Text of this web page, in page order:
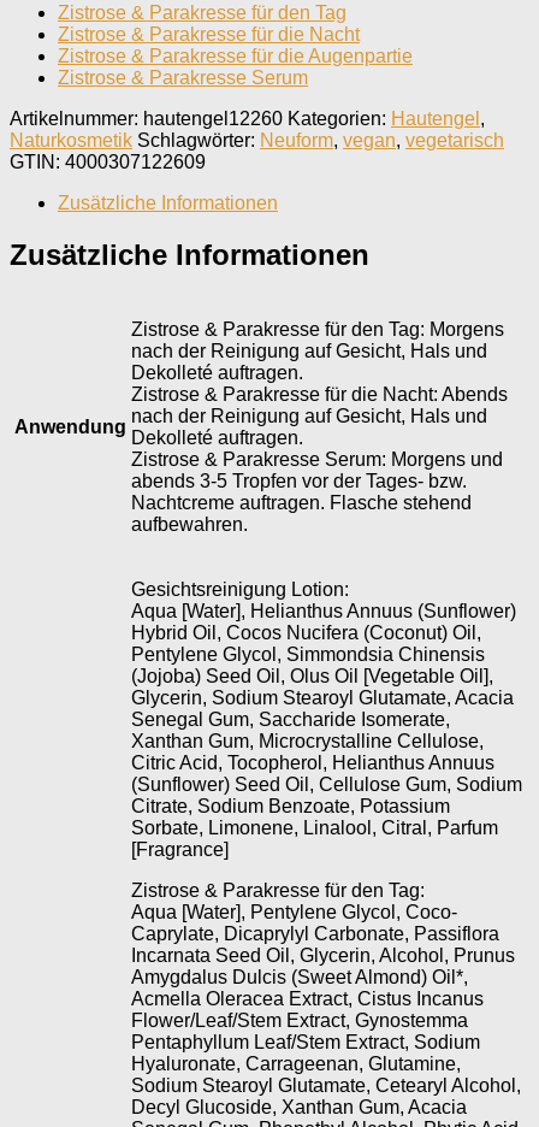
Zistrose & Parakresse für den Tag
Zistrose & Parakresse für die Nacht
Zistrose & Parakresse für die Augenpartie
Zistrose & Parakresse Serum
Artikelnummer: hautengel12260 Kategorien: Hautengel ,
Naturkosmetik Schlagwörter: Neuform, vegan, vegetarisch
GTIN: 4000307122609
Zusätzliche Informationen
Zusätzliche Informationen
Anwendung
Zistrose & Parakresse für den Tag: Morgens
nach der Reinigung auf Gesicht, Hals und
Dekolleté auftragen.
Zistrose & Parakresse für die Nacht: Abends
nach der Reinigung auf Gesicht, Hals und
Dekolleté auftragen.
Zistrose & Parakresse Serum: Morgens und
abends 3-5 Tropfen vor der Tages- bzw.
Nachtcreme auftragen. Flasche stehend
aufbewahren.
Gesichtsreinigung Lotion:
Aqua [Water], Helianthus Annuus (Sunflower)
Hybrid Oil, Cocos Nucifera (Coconut) Oil,
Pentylene Glycol, Simmondsia Chinensis
(Jojoba) Seed Oil, Olus Oil [Vegetable Oil],
Glycerin, Sodium Stearoyl Glutamate, Acacia
Senegal Gum, Saccharide Isomerate,
Xanthan Gum, Microcrystalline Cellulose,
Citric Acid, Tocopherol, Helianthus Annuus
(Sunflower) Seed Oil, Cellulose Gum, Sodium
Citrate, Sodium Benzoate, Potassium
Sorbate, Limonene, Linalool, Citral, Parfum
[Fragrance]
Zistrose & Parakresse für den Tag:
Aqua [Water], Pentylene Glycol, Coco-
Caprylate, Dicaprylyl Carbonate, Passiflora
Incarnata Seed Oil, Glycerin, Alcohol, Prunus
Amygdalus Dulcis (Sweet Almond) Oil*,
Acmella Oleracea Extract, Cistus Incanus
Flower/Leaf/Stem Extract, Gynostemma
Pentaphyllum Leaf/Stem Extract, Sodium
Hyaluronate, Carrageenan, Glutamine,
Sodium Stearoyl Glutamate, Cetearyl Alcohol,
Decyl Glucoside, Xanthan Gum, Acacia